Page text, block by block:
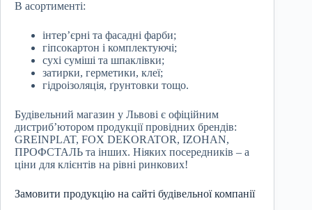
В асортименті:
інтер’єрні та фасадні фарби;
гіпсокартон і комплектуючі;
сухі суміші та шпаклівки;
затирки, герметики, клеї;
гідроізоляція, ґрунтовки тощо.
Будівельний магазин у Львові є офіційним
дистриб’ютором продукції провідних брендів:
GREINPLAT, FOX DEKORATOR, IZOHAN,
ПРОФСТАЛЬ та інших. Ніяких посередників – а
ціни для клієнтів на рівні ринкових!
Замовити продукцію на сайті будівельної компанії